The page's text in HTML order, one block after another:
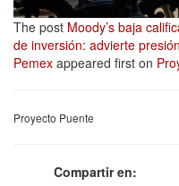
The post Moody’s baja
de inversión: advierte
Pemex appeared first on
Proyecto Puente
Compartir en: